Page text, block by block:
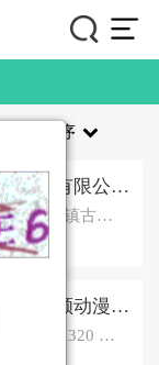
选择排序
广州尚莹电子科技有限公司(尚芳)
广州市番禺区沙湾镇古坝东村工业区骏业路28号之二
广州市（华泰）百顺动漫科技有限公司
潘剑钊：13925021320 周莹：13710841399 樊妙兰：13822115591 郭雪华：18814101827 郭雪玲：13822115581 陈芷欣：13925021396 杨梦妮：13925021810 曾梓珊：13902273549 周明通：13928839940 杨茂：19802037674 陈好：19802037614 魏苹：13925021813 广州市番禺区市桥镇东环街迎新路8号星力动漫产业园E15-16号